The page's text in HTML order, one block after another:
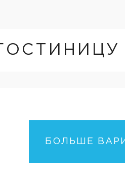
БОЛЬШЕ